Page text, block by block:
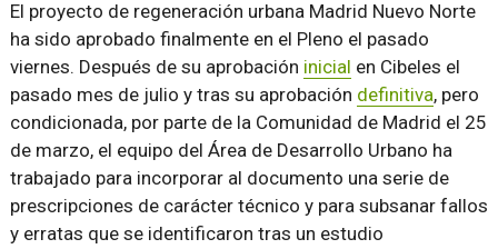
El proyecto de regeneración urbana Madrid Nuevo Norte
ha sido aprobado finalmente en el Pleno el pasado
viernes. Después de su aprobación inicial en Cibeles el
pasado mes de julio y tras su aprobación definitiva, pero
condicionada, por parte de la Comunidad de Madrid el 25
de marzo, el equipo del Área de Desarrollo Urbano ha
trabajado para incorporar al documento una serie de
prescripciones de carácter técnico y para subsanar fallos
y erratas que se identificaron tras un estudio